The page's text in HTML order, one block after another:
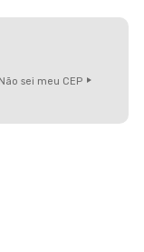
Não sei meu CEP